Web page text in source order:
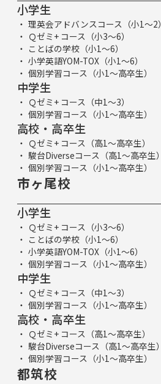
小学生
理英会アドバンスコース（小1～2）
Ｑゼミ+ コース（小3～6）
ことばの学校（小1～6）
小学英語YOM-TOX（小1～6）
個別学習コース（小1～高卒生）
中学生
Ｑゼミ+ コース（中1～3）
個別学習コース（小1～高卒生）
高校・高卒生
Ｑゼミ+ コース（高1～高卒生）
駿台Diverseコース（高1～高卒生）
個別学習コース（小1～高卒生）
市ヶ尾校
小学生
Ｑゼミ+ コース（小3～6）
ことばの学校（小1～6）
小学英語YOM-TOX（小1～6）
個別学習コース（小1～高卒生）
中学生
Ｑゼミ+ コース（中1～3）
個別学習コース（小1～高卒生）
高校・高卒生
Ｑゼミ+ コース（高1～高卒生）
駿台Diverseコース（高1～高卒生）
個別学習コース（小1～高卒生）
都筑校